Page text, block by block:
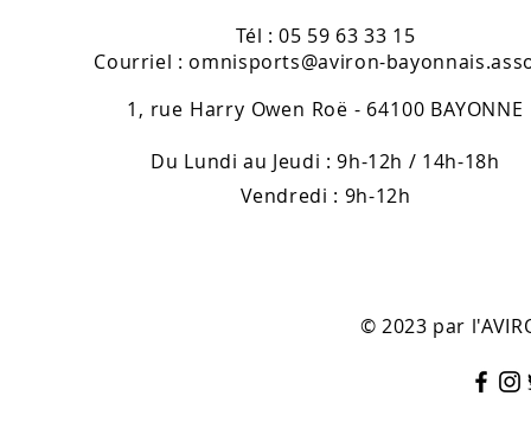
Tél : 05 59 63 33 15
Courriel : omnisports@aviron-
1, rue Harry Owen Roë - 64100 BAYONNE
Du Lundi au Jeudi : 9h-12h / 14h-18h
Vendredi : 9h-12h
© 2023 par